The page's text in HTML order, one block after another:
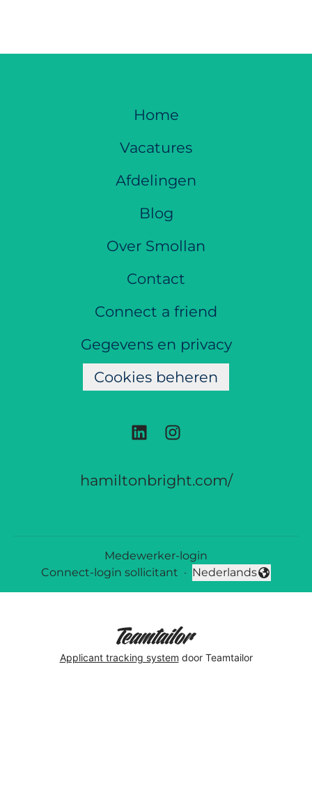
Home
Vacatures
Afdelingen
Blog
Over Smollan
Contact
Connect a friend
Gegevens en privacy
Cookies beheren
hamiltonbright.com/
Medewerker-login
Connect-login sollicitant ·
Taal wijzigen
Nederlands
Applicant tracking system door Teamtailor